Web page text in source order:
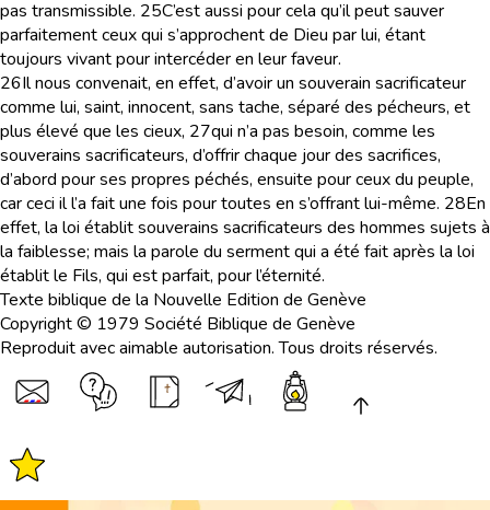
pas transmissible. 25C’est aussi pour cela qu’il peut sauver
parfaitement ceux qui s’approchent de Dieu par lui, étant
toujours vivant pour intercéder en leur faveur.
26Il nous convenait, en effet, d’avoir un souverain sacrificateur
comme lui, saint, innocent, sans tache, séparé des pécheurs, et
plus élevé que les cieux, 27qui n’a pas besoin, comme les
souverains sacrificateurs, d’offrir chaque jour des sacrifices,
d’abord pour ses propres péchés, ensuite pour ceux du peuple,
car ceci il l’a fait une fois pour toutes en s’offrant lui-même. 28En
effet, la loi établit souverains sacrificateurs des hommes sujets à
la faiblesse; mais la parole du serment qui a été fait après la loi
établit le Fils, qui est parfait, pour l’éternité.
Texte biblique de la Nouvelle Edition de Genève
Copyright © 1979 Société Biblique de Genève
Reproduit avec aimable autorisation. Tous droits réservés.